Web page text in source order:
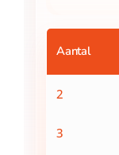
Aantal
2
3